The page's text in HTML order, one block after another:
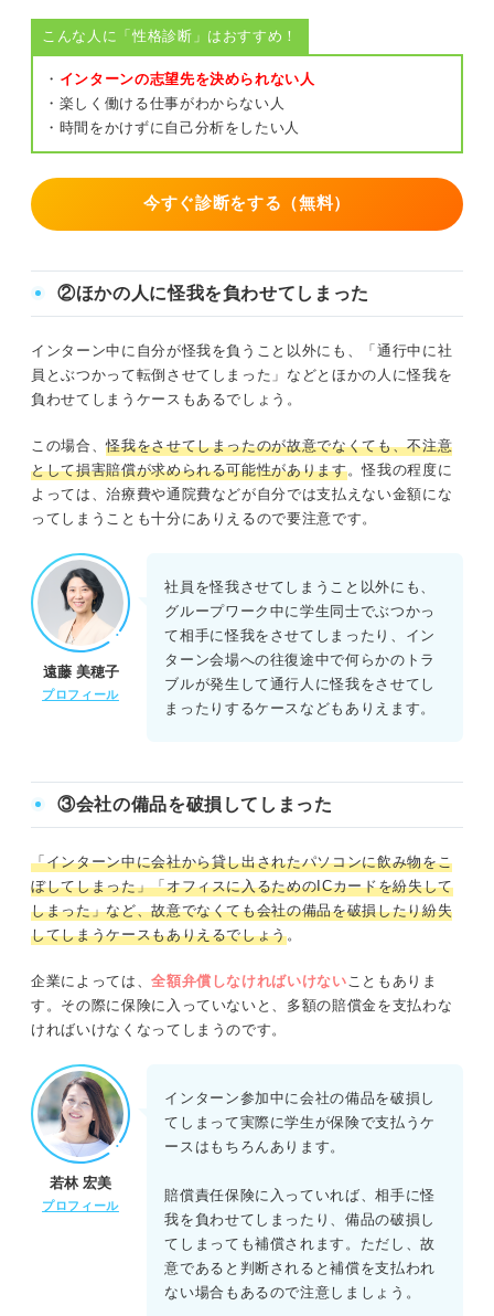
こんな人に「性格診断」はおすすめ！
・ インターンの志望先を決められない人
・楽しく働ける仕事がわからない人
・時間をかけずに自己分析をしたい人
今すぐ診断をする（無料）
②ほかの人に怪我を負わせてしまった
インターン中に自分が怪我を負うこと以外にも、「通行中に社
員とぶつかって転倒させてしまった」などとほかの人に怪我を
負わせてしまうケースもあるでしょう。
この場合、怪我をさせてしまったのが故意でなくても、不注意
として損害賠償が求められる可能性があります。怪我の程度に
よっては、治療費や通院費などが自分では支払えない金額にな
ってしまうことも十分にありえるので要注意です。
遠藤 美穂子
プロフィール
社員を怪我させてしまうこと以外にも、
グループワーク中に学生同士でぶつかっ
て相手に怪我をさせてしまったり、イン
ターン会場への往復途中で何らかのトラ
ブルが発生して通行人に怪我をさせてし
まったりするケースなどもありえます。
③会社の備品を破損してしまった
「インターン中に会社から貸し出されたパソコンに飲み物をこ
ぼしてしまった」「オフィスに入るためのICカードを紛失して
しまった」など、故意でなくても会社の備品を破損したり紛失
してしまうケースもありえるでしょう。
企業によっては、全額弁償しなければいけないこともありま
す。その際に保険に入っていないと、多額の賠償金を支払わな
ければいけなくなってしまうのです。
若林 宏美
プロフィール
インターン参加中に会社の備品を破損し
てしまって実際に学生が保険で支払うケ
ースはもちろんあります。
賠償責任保険に入っていれば、相手に怪
我を負わせてしまったり、備品の破損し
てしまっても補償されます。ただし、故
意であると判断されると補償を支払われ
ない場合もあるので注意しましょう。